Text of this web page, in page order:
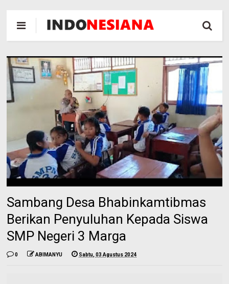
Sambang Desa Bhabinkamtibmas
Berikan Penyuluhan Kepada Siswa
SMP Negeri 3 Marga
0 ABIMANYU Sabtu, 03 Agustus 2024